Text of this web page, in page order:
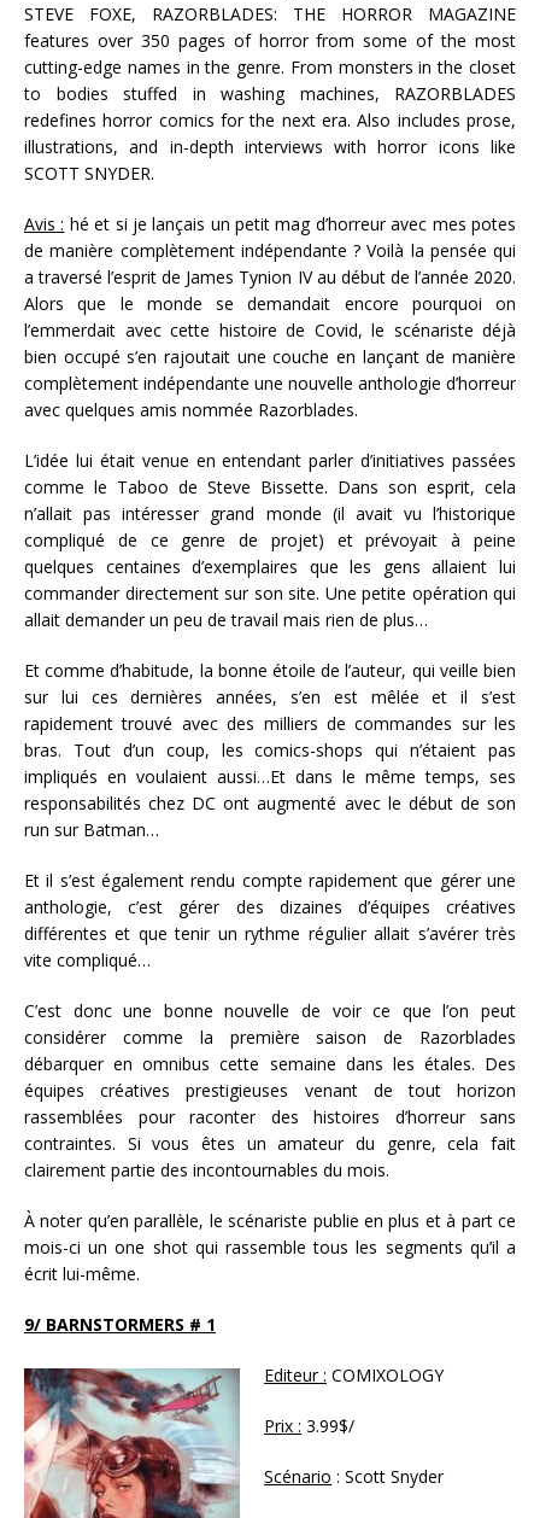
STEVE FOXE, RAZORBLADES: THE HORROR MAGAZINE
features over 350 pages of horror from some of the most
cutting-edge names in the genre. From monsters in the closet
to bodies stuffed in washing machines, RAZORBLADES
redefines horror comics for the next era. Also includes prose,
illustrations, and in-depth interviews with horror icons like
SCOTT SNYDER.
Avis : hé et si je lançais un petit mag d’horreur avec mes potes
de manière complètement indépendante ? Voilà la pensée qui
a traversé l’esprit de James Tynion IV au début de l’année 2020.
Alors que le monde se demandait encore pourquoi on
l’emmerdait avec cette histoire de Covid, le scénariste déjà
bien occupé s’en rajoutait une couche en lançant de manière
complètement indépendante une nouvelle anthologie d’horreur
avec quelques amis nommée Razorblades.
L’idée lui était venue en entendant parler d’initiatives passées
comme le Taboo de Steve Bissette. Dans son esprit, cela
n’allait pas intéresser grand monde (il avait vu l’historique
compliqué de ce genre de projet) et prévoyait à peine
quelques centaines d’exemplaires que les gens allaient lui
commander directement sur son site. Une petite opération qui
allait demander un peu de travail mais rien de plus…
Et comme d’habitude, la bonne étoile de l’auteur, qui veille bien
sur lui ces dernières années, s’en est mêlée et il s’est
rapidement trouvé avec des milliers de commandes sur les
bras. Tout d’un coup, les comics-shops qui n’étaient pas
impliqués en voulaient aussi…Et dans le même temps, ses
responsabilités chez DC ont augmenté avec le début de son
run sur Batman…
Et il s’est également rendu compte rapidement que gérer une
anthologie, c’est gérer des dizaines d’équipes créatives
différentes et que tenir un rythme régulier allait s’avérer très
vite compliqué…
C’est donc une bonne nouvelle de voir ce que l’on peut
considérer comme la première saison de Razorblades
débarquer en omnibus cette semaine dans les étales. Des
équipes créatives prestigieuses venant de tout horizon
rassemblées pour raconter des histoires d’horreur sans
contraintes. Si vous êtes un amateur du genre, cela fait
clairement partie des incontournables du mois.
À noter qu’en parallèle, le scénariste publie en plus et à part ce
mois-ci un one shot qui rassemble tous les segments qu’il a
écrit lui-même.
9/ BARNSTORMERS # 1
Editeur : COMIXOLOGY
Prix : 3.99$/
Scénario : Scott Snyder